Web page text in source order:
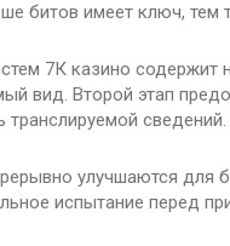
битов имеет ключ, тем
7К казино
вид. Второй этап
транслируемой сведений.
улучшаются
испытание перед